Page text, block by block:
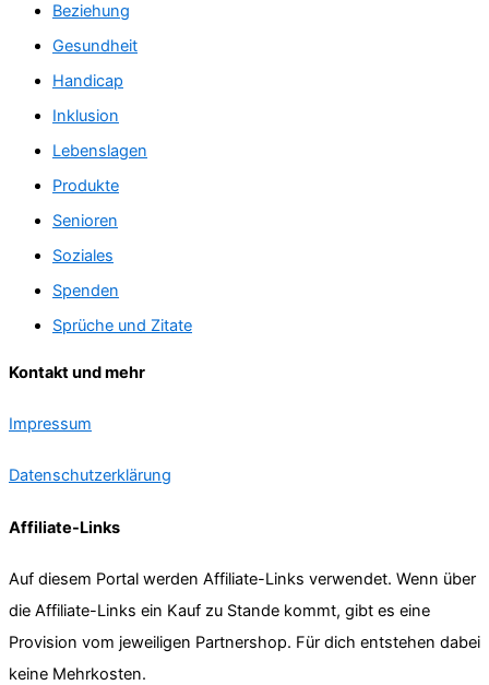
Beziehung
Gesundheit
Handicap
Inklusion
Lebenslagen
Produkte
Senioren
Soziales
Spenden
Sprüche und Zitate
Kontakt und mehr
Impressum
Datenschutzerklärung
Affiliate-Links
Auf diesem Portal werden Affiliate-Links verwendet. Wenn über
die Affiliate-Links ein Kauf zu Stande kommt, gibt es eine
Provision vom jeweiligen Partnershop. Für dich entstehen dabei
keine Mehrkosten.